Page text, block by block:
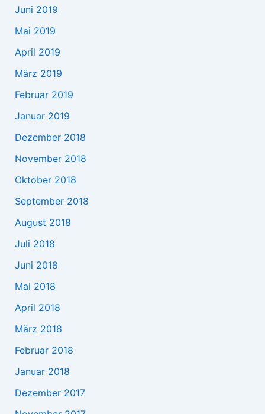
Juni 2019
Mai 2019
April 2019
März 2019
Februar 2019
Januar 2019
Dezember 2018
November 2018
Oktober 2018
September 2018
August 2018
Juli 2018
Juni 2018
Mai 2018
April 2018
März 2018
Februar 2018
Januar 2018
Dezember 2017